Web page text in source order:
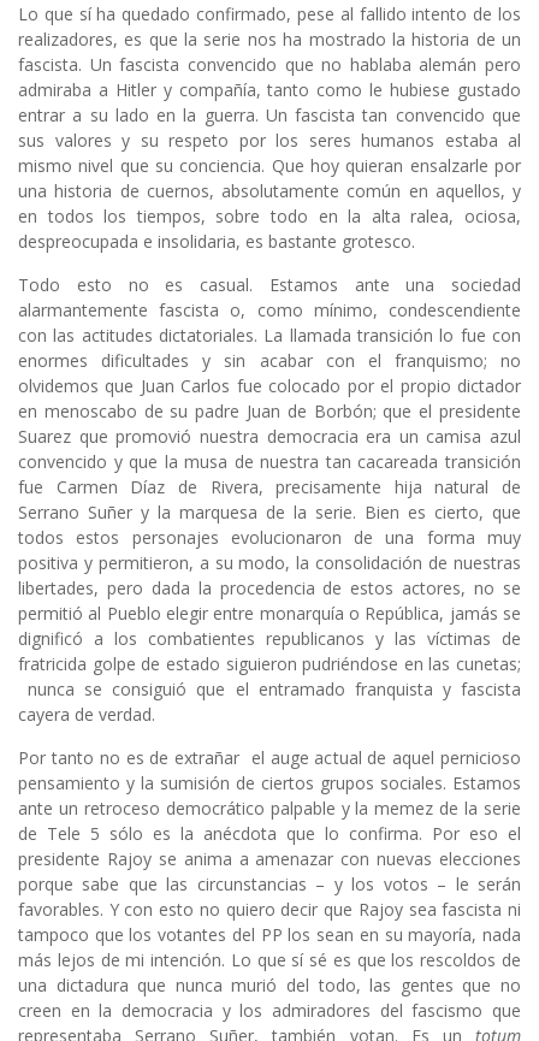
Lo que sí ha quedado confirmado, pese al fallido intento de los
realizadores, es que la serie nos ha mostrado la historia de un
fascista. Un fascista convencido que no hablaba alemán pero
admiraba a Hitler y compañía, tanto como le hubiese gustado
entrar a su lado en la guerra. Un fascista tan convencido que
sus valores y su respeto por los seres humanos estaba al
mismo nivel que su conciencia. Que hoy quieran ensalzarle por
una historia de cuernos, absolutamente común en aquellos, y
en todos los tiempos, sobre todo en la alta ralea, ociosa,
despreocupada e insolidaria, es bastante grotesco.
Todo esto no es casual. Estamos ante una sociedad
alarmantemente fascista o, como mínimo, condescendiente
con las actitudes dictatoriales. La llamada transición lo fue con
enormes dificultades y sin acabar con el franquismo; no
olvidemos que Juan Carlos fue colocado por el propio dictador
en menoscabo de su padre Juan de Borbón; que el presidente
Suarez que promovió nuestra democracia era un camisa azul
convencido y que la musa de nuestra tan cacareada transición
fue Carmen Díaz de Rivera, precisamente hija natural de
Serrano Suñer y la marquesa de la serie. Bien es cierto, que
todos estos personajes evolucionaron de una forma muy
positiva y permitieron, a su modo, la consolidación de nuestras
libertades, pero dada la procedencia de estos actores, no se
permitió al Pueblo elegir entre monarquía o República, jamás se
dignificó a los combatientes republicanos y las víctimas de
fratricida golpe de estado siguieron pudriéndose en las cunetas;
nunca se consiguió que el entramado franquista y fascista
cayera de verdad.
Por tanto no es de extrañar el auge actual de aquel pernicioso
pensamiento y la sumisión de ciertos grupos sociales. Estamos
ante un retroceso democrático palpable y la memez de la serie
de Tele 5 sólo es la anécdota que lo confirma. Por eso el
presidente Rajoy se anima a amenazar con nuevas elecciones
porque sabe que las circunstancias – y los votos – le serán
favorables. Y con esto no quiero decir que Rajoy sea fascista ni
tampoco que los votantes del PP los sean en su mayoría, nada
más lejos de mi intención. Lo que sí sé es que los rescoldos de
una dictadura que nunca murió del todo, las gentes que no
creen en la democracia y los admiradores del fascismo que
representaba Serrano Suñer, también votan. Es un totum